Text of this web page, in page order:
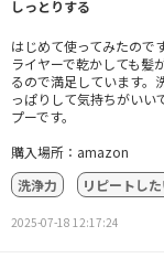
しっとりする
はじめて使ってみたので
ライヤーで乾かしても髪
るので満足しています。
っぱりして気持ちがいい
プーです。
購入場所：amazon
洗浄力
リピートし
2025-07-18 12:17:24